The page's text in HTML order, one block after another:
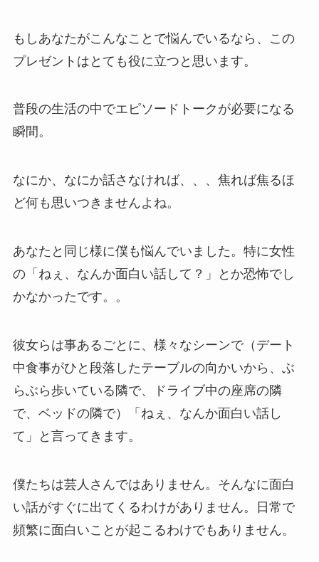
もしあなたがこんなことで悩んでいるなら、この
プレゼントはとても役に立つと思います。
普段の生活の中でエピソードトークが必要になる
瞬間。
なにか、なにか話さなければ、、、焦れば焦るほ
ど何も思いつきませんよね。
あなたと同じ様に僕も悩んでいました。特に女性
の「ねぇ、なんか面白い話して？」とか恐怖でし
かなかったです。。
彼女らは事あるごとに、様々なシーンで（デート
中食事がひと段落したテーブルの向かいから、ぶ
らぶら歩いている隣で、ドライブ中の座席の隣
で、ベッドの隣で）「ねぇ、なんか面白い話し
て」と言ってきます。
僕たちは芸人さんではありません。そんなに面白
い話がすぐに出てくるわけがありません。日常で
頻繁に面白いことが起こるわけでもありません。